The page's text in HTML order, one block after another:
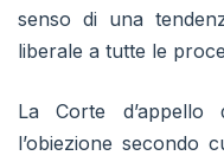
senso di una
liberale a tutte le
La Corte
l’obiezione secondo